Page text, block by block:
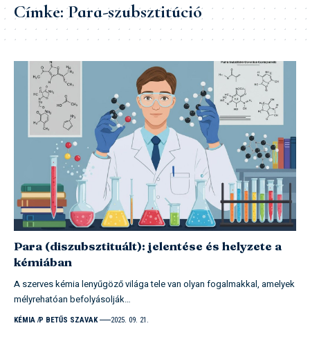
Címke:Para-szubsztitúció
Para (diszubsztituált): jelentése és helyzete a
kémiában
A szerves kémia lenyűgöző világa tele van olyan fogalmakkal, amelyek
mélyrehatóan befolyásolják…
KÉMIA P BETŰS SZAVAK 2025. 09. 21.